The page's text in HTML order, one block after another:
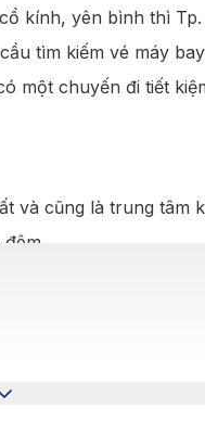
kính, yên bình thì
tìm kiếm vé máy
một chuyến đi tiết
cũng là trung tâm